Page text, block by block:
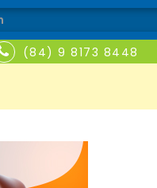
(84) 9 8173 8448